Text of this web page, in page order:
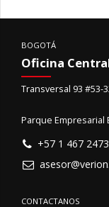
BOGOTÁ
Oficina
Transversal 93 #53-
Parque Empresarial
+57 1 467 2473
CONTACTANOS